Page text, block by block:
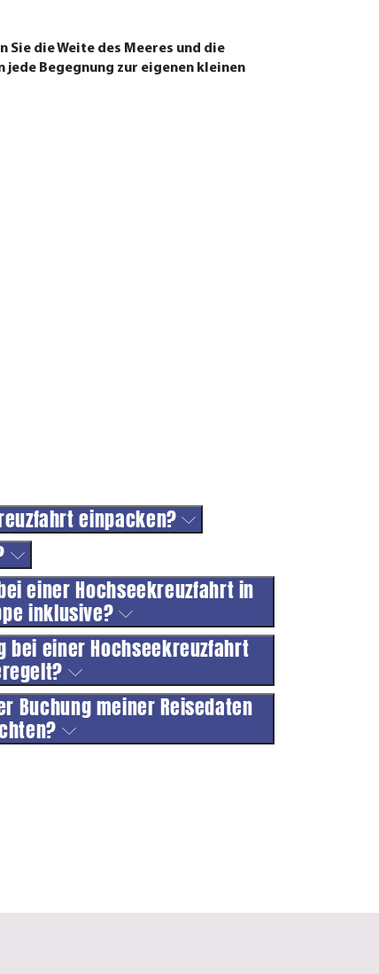
die Weite des Meeres und die
Begegnung zur eigenen kleinen
einpacken?
einer Hochseekreuzfahrt in
inklusive?
bei einer Hochseekreuzfahrt
Buchung meiner Reisedaten